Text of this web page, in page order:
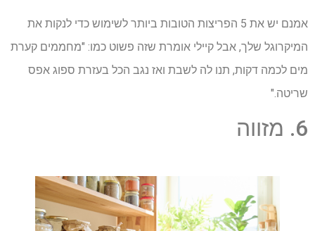
אמנם יש את 5 הפריצות הטובות ביותר לשימוש כדי לנקות את
המיקרוגל שלך, אבל קיילי אומרת שזה פשוט כמו: "מחממים קערת
מים לכמה דקות, תנו לה לשבת ואז נגב הכל בעזרת ספוג אפס
שריטה."
6. מזווה